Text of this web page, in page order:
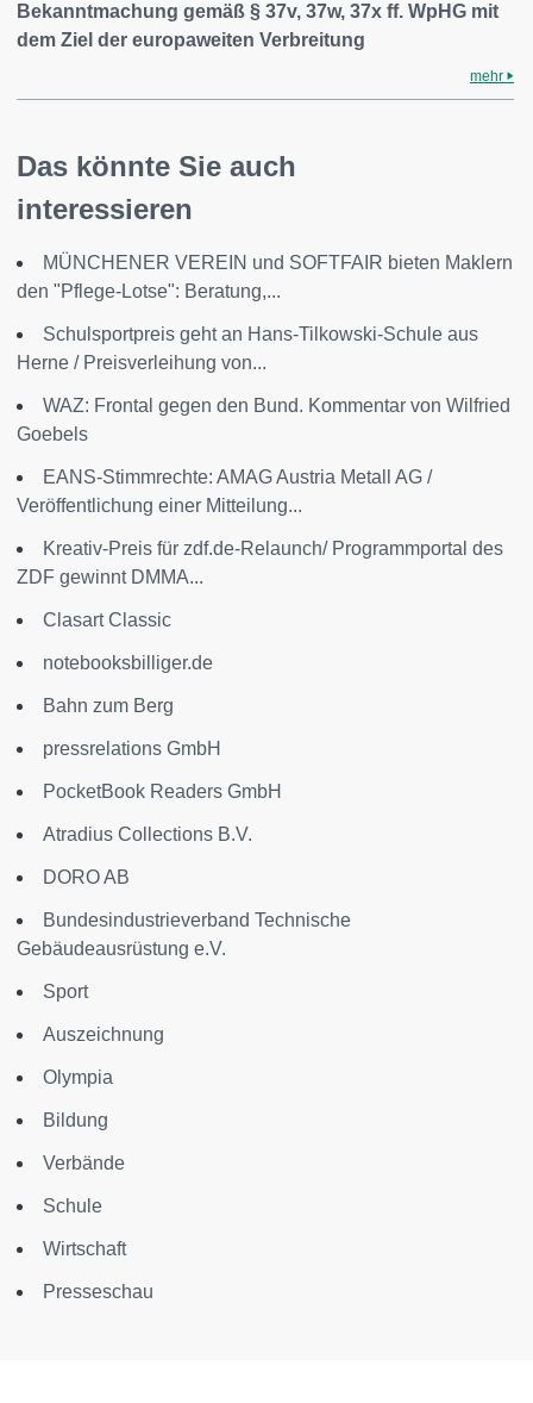
Bekanntmachung gemäß § 37v, 37w, 37x ff. WpHG mit
dem Ziel der europaweiten Verbreitung
mehr
Das könnte Sie auch
interessieren
MÜNCHENER VEREIN und SOFTFAIR bieten Maklern
den "Pflege-Lotse": Beratung,...
Schulsportpreis geht an Hans-Tilkowski-Schule aus
Herne / Preisverleihung von...
WAZ: Frontal gegen den Bund. Kommentar von Wilfried
Goebels
EANS-Stimmrechte: AMAG Austria Metall AG /
Veröffentlichung einer Mitteilung...
Kreativ-Preis für zdf.de-Relaunch/ Programmportal des
ZDF gewinnt DMMA...
Clasart Classic
notebooksbilliger.de
Bahn zum Berg
pressrelations GmbH
PocketBook Readers GmbH
Atradius Collections B.V.
DORO AB
Bundesindustrieverband Technische
Gebäudeausrüstung e.V.
Sport
Auszeichnung
Olympia
Bildung
Verbände
Schule
Wirtschaft
Presseschau